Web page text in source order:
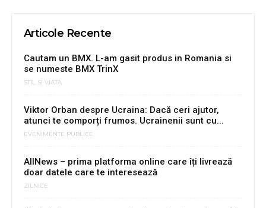
Articole Recente
Cautam un BMX. L-am gasit produs in Romania si
se numeste BMX TrinX
STIL SI VIATA
Viktor Orban despre Ucraina: Dacă ceri ajutor,
atunci te comporți frumos. Ucrainenii sunt cu...
EVENIMENTE PUBLICE
AllNews – prima platforma online care îți livrează
doar datele care te interesează
ZILNICE